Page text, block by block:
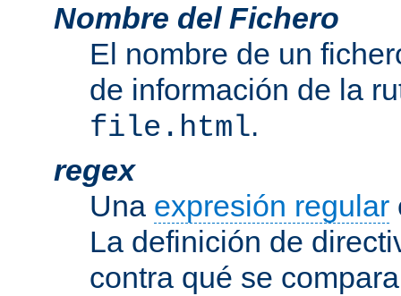
Nombre del Fichero
El nombre de un
de información de la
file.html.
regex
Una expresión regular
La definición de
contra qué se